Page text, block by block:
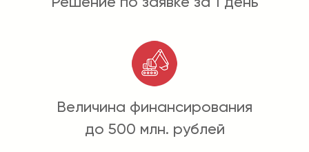
Величина финансирования
до 500 млн. рублей